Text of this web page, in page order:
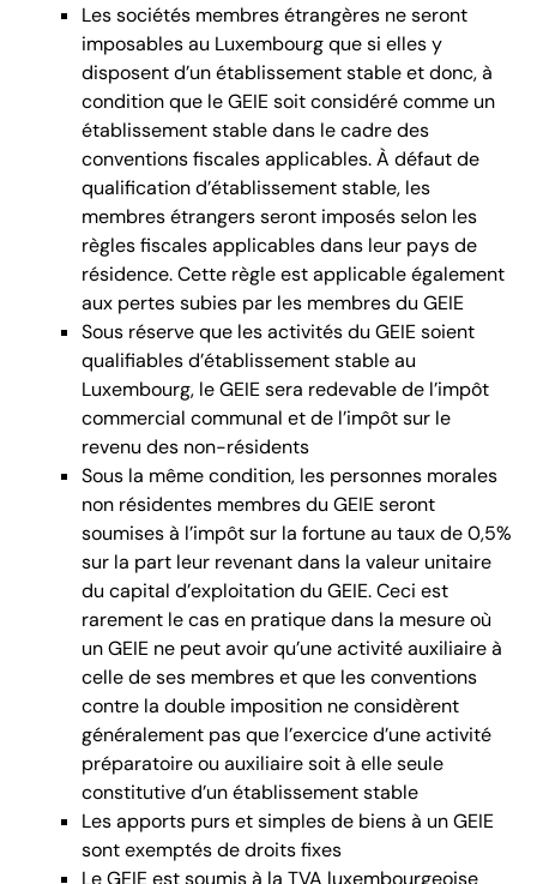
Les sociétés membres étrangères ne seront
imposables au Luxembourg que si elles y
disposent d’un établissement stable et donc, à
condition que le GEIE soit considéré comme un
établissement stable dans le cadre des
conventions fiscales applicables. À défaut de
qualification d’établissement stable, les
membres étrangers seront imposés selon les
règles fiscales applicables dans leur pays de
résidence. Cette règle est applicable également
aux pertes subies par les membres du GEIE
Sous réserve que les activités du GEIE soient
qualifiables d’établissement stable au
Luxembourg, le GEIE sera redevable de l’impôt
commercial communal et de l’impôt sur le
revenu des non-résidents
Sous la même condition, les personnes morales
non résidentes membres du GEIE seront
soumises à l’impôt sur la fortune au taux de 0,5%
sur la part leur revenant dans la valeur unitaire
du capital d’exploitation du GEIE. Ceci est
rarement le cas en pratique dans la mesure où
un GEIE ne peut avoir qu’une activité auxiliaire à
celle de ses membres et que les conventions
contre la double imposition ne considèrent
généralement pas que l’exercice d’une activité
préparatoire ou auxiliaire soit à elle seule
constitutive d’un établissement stable
Les apports purs et simples de biens à un GEIE
sont exemptés de droits fixes
Le GEIE est soumis à la TVA luxembourgeoise